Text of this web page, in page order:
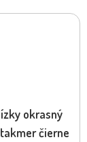
okrasný
čierne